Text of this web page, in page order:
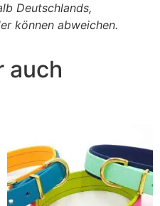
Deutschlands,
können abweichen.
auch